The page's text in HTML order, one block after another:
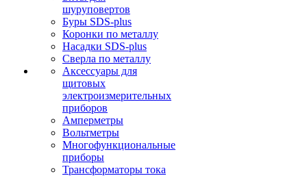
шуруповертов
Буры SDS-plus
Коронки по металлу
Насадки SDS-plus
Сверла по металлу
Аксессуары для
щитовых
электроизмерительных
приборов
Амперметры
Вольтметры
Многофункциональные
приборы
Трансформаторы тока